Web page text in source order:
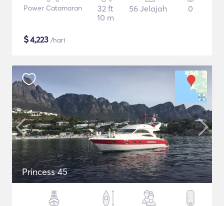
Power Catamaran
32 ft
10 m
56 Jelajah 0
$4,223 /hari
Princess 45